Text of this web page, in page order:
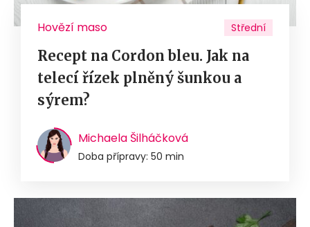
Hovězí maso Střední
Recept na Cordon bleu. Jak na
telecí řízek plněný šunkou a
sýrem?
Michaela Šilháčková
Doba přípravy: 50 min